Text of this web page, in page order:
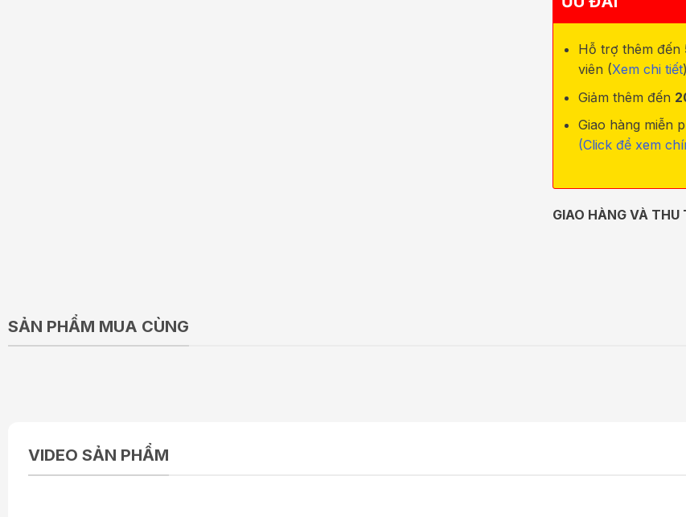
Hỗ trợ thêm đến
viên (Xem chi tiết)
Giảm thêm đến
Giao hàng miễn
(Click để xem
GIAO HÀNG VÀ THU
SẢN PHẨM MUA CÙNG
VIDEO SẢN PHẨM